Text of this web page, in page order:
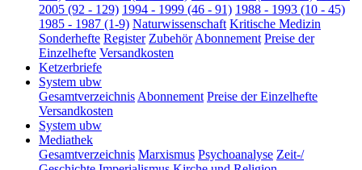
2005 (92 - 129) 1994 - 1999 (46 - 91) 1988 - 1993 (10 - 45)
1985 - 1987 (1-9) Naturwissenschaft Kritische Medizin
Sonderhefte Register ZubehörAbonnement Preise der
Einzelhefte Versandkosten
Ketzerbriefe
System ubw
GesamtverzeichnisAbonnement Preise der Einzelhefte
Versandkosten
System ubw
Mediathek
Gesamtverzeichnis Marxismus Psychoanalyse Zeit-/